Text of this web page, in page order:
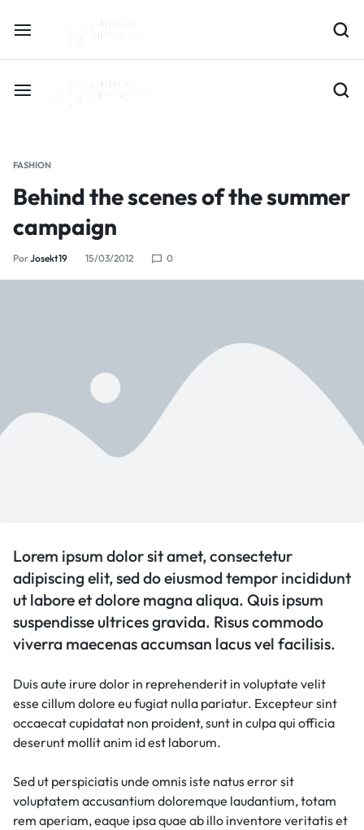
FASHION
Behind the scenes of the summer
campaign
PorJosekt19 15/03/2012 0
Lorem ipsum dolor sit amet, consectetur
adipiscing elit, sed do eiusmod tempor incididunt
ut labore et dolore magna aliqua. Quis ipsum
suspendisse ultrices gravida. Risus commodo
viverra maecenas accumsan lacus vel facilisis.
Duis aute irure dolor in reprehenderit in voluptate velit
esse cillum dolore eu fugiat nulla pariatur. Excepteur sint
occaecat cupidatat non proident, sunt in culpa qui officia
deserunt mollit anim id est laborum.
Sed ut perspiciatis unde omnis iste natus error sit
voluptatem accusantium doloremque laudantium, totam
rem aperiam, eaque ipsa quae ab illo inventore veritatis et